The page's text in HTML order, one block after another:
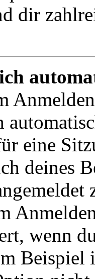
dir
eine
deines
wenn
Beispiel